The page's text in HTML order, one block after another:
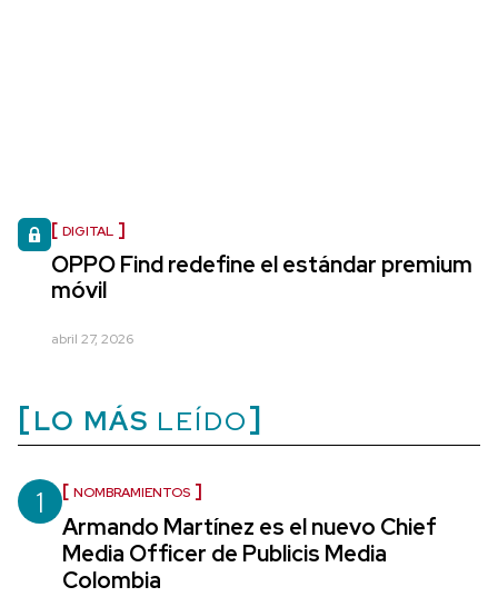
DIGITAL
OPPO Find redefine el estándar premium
móvil
abril 27, 2026
LO MÁS LEÍDO
1 NOMBRAMIENTOS
Armando Martínez es el nuevo Chief
Media Officer de Publicis Media
Colombia